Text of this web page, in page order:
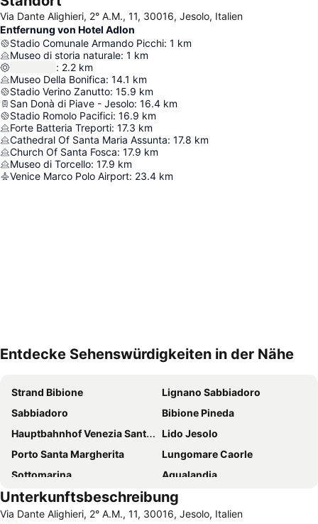
Via Dante Alighieri, 2° A.M., 11, 30016, Jesolo, Italien
Entfernung von Hotel Adlon
Stadio Comunale Armando Picchi: 1 km
Museo di storia naturale: 1 km
: 2.2 km
Museo Della Bonifica: 14.1 km
Stadio Verino Zanutto: 15.9 km
San Donà di Piave - Jesolo: 16.4 km
Stadio Romolo Pacifici: 16.9 km
Forte Batteria Treporti: 17.3 km
Cathedral Of Santa Maria Assunta: 17.8 km
Church Of Santa Fosca: 17.9 km
Museo di Torcello: 17.9 km
Venice Marco Polo Airport: 23.4 km
Entdecke Sehenswürdigkeiten in der Nähe
Strand Bibione
Lignano Sabbiadoro
Sabbiadoro
Bibione Pineda
Hauptbahnhof Venezia Santa Lucia
Lido Jesolo
Porto Santa Margherita
Lungomare Caorle
Sottomarina
Aqualandia
Lignano Rivera
Via Andrea Bafile
Lido
Markusplatz
Unterkunftsbeschreibung
Via Dante Alighieri, 2° A.M., 11, 30016, Jesolo, Italien